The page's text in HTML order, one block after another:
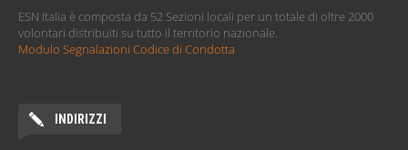
ESN Italia è composta da 52 Sezioni locali per un totale di oltre 2000
volontari distribuiti su tutto il territorio nazionale.
Modulo Segnalazioni Codice di Condotta
INDIRIZZI